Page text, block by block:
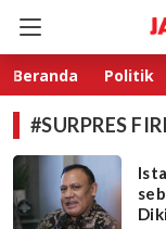
Beranda Politik
#SURPRES